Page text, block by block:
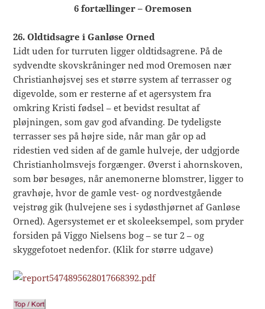
6 fortællinger – Oremosen
26. Oldtidsagre i Ganløse Orned
Lidt uden for turruten ligger oldtidsagrene. På de
sydvendte skovskråninger ned mod Oremosen nær
Christianhøjsvej ses et større system af terrasser og
digevolde, som er resterne af et agersystem fra
omkring Kristi fødsel – et bevidst resultat af
pløjningen, som gav god afvanding. De tydeligste
terrasser ses på højre side, når man går op ad
ridestien ved siden af de gamle hulveje, der udgjorde
Christianholmsvejs forgænger. Øverst i ahornskoven,
som bør besøges, når anemonerne blomstrer, ligger to
gravhøje, hvor de gamle vest- og nordvestgående
vejstrøg gik (hulvejene ses i sydøsthjørnet af Ganløse
Orned). Agersystemet er et skoleeksempel, som pryder
forsiden på Viggo Nielsens bog – se tur 2 – og
skyggefotoet nedenfor. (Klik for større udgave)